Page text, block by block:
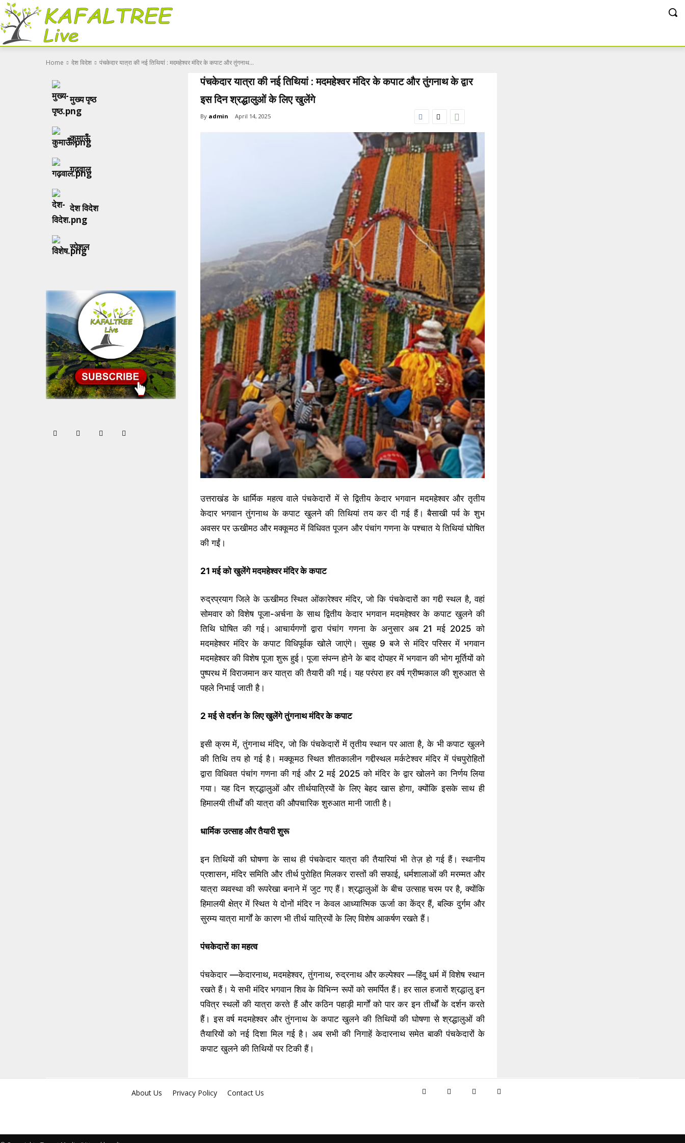
Home देश विदेश पंचकेदार यात्रा की नई तिथियां : मदमहेश्वर मंदिर के कपाट और तुंगनाथ...
मुख्य पृष्ठ
कुमाऊँ
गढ़वाल
देश विदेश
स्पेशल
पंचकेदार यात्रा की नई तिथियां : मदमहेश्वर मंदिर के कपाट और तुंगनाथ के द्वार
इस दिन श्रद्धालुओं के लिए खुलेंगे
By admin April 14, 2025
उत्तराखंड के धार्मिक महत्व वाले पंचकेदारों में से द्वितीय केदार भगवान मदमहेश्वर और तृतीय
केदार भगवान तुंगनाथ के कपाट खुलने की तिथियां तय कर दी गई हैं। बैसाखी पर्व के शुभ
अवसर पर ऊखीमठ और मक्कूमठ में विधिवत पूजन और पंचांग गणना के पश्चात ये तिथियां घोषित
की गईं।
21 मई को खुलेंगे मदमहेश्वर मंदिर के कपाट
रुद्रप्रयाग जिले के ऊखीमठ स्थित ओंकारेश्वर मंदिर, जो कि पंचकेदारों का गद्दी स्थल है, वहां
सोमवार को विशेष पूजा-अर्चना के साथ द्वितीय केदार भगवान मदमहेश्वर के कपाट खुलने की
तिथि घोषित की गई। आचार्यगणों द्वारा पंचांग गणना के अनुसार अब 21 मई 2025 को
मदमहेश्वर मंदिर के कपाट विधिपूर्वक खोले जाएंगे। सुबह 9 बजे से मंदिर परिसर में भगवान
मदमहेश्वर की विशेष पूजा शुरू हुई। पूजा संपन्न होने के बाद दोपहर में भगवान की भोग मूर्तियों को
पुष्परथ में विराजमान कर यात्रा की तैयारी की गई। यह परंपरा हर वर्ष ग्रीष्मकाल की शुरुआत से
पहले निभाई जाती है।
2 मई से दर्शन के लिए खुलेंगे तुंगनाथ मंदिर के कपाट
इसी क्रम में, तुंगनाथ मंदिर, जो कि पंचकेदारों में तृतीय स्थान पर आता है, के भी कपाट खुलने
की तिथि तय हो गई है। मक्कूमठ स्थित शीतकालीन गद्दीस्थल मर्कटेश्वर मंदिर में पंचपुरोहितों
द्वारा विधिवत पंचांग गणना की गई और 2 मई 2025 को मंदिर के द्वार खोलने का निर्णय लिया
गया। यह दिन श्रद्धालुओं और तीर्थयात्रियों के लिए बेहद खास होगा, क्योंकि इसके साथ ही
हिमालयी तीर्थों की यात्रा की औपचारिक शुरुआत मानी जाती है।
धार्मिक उत्साह और तैयारी शुरू
इन तिथियों की घोषणा के साथ ही पंचकेदार यात्रा की तैयारियां भी तेज़ हो गई हैं। स्थानीय
प्रशासन, मंदिर समिति और तीर्थ पुरोहित मिलकर रास्तों की सफाई, धर्मशालाओं की मरम्मत और
यात्रा व्यवस्था की रूपरेखा बनाने में जुट गए हैं। श्रद्धालुओं के बीच उत्साह चरम पर है, क्योंकि
हिमालयी क्षेत्र में स्थित ये दोनों मंदिर न केवल आध्यात्मिक ऊर्जा का केंद्र हैं, बल्कि दुर्गम और
सुरम्य यात्रा मार्गों के कारण भी तीर्थ यात्रियों के लिए विशेष आकर्षण रखते हैं।
पंचकेदारों का महत्व
पंचकेदार —केदारनाथ, मदमहेश्वर, तुंगनाथ, रुद्रनाथ और कल्पेश्वर —हिंदू धर्म में विशेष स्थान
रखते हैं। ये सभी मंदिर भगवान शिव के विभिन्न रूपों को समर्पित हैं। हर साल हजारों श्रद्धालु इन
पवित्र स्थलों की यात्रा करते हैं और कठिन पहाड़ी मार्गों को पार कर इन तीर्थों के दर्शन करते
हैं। इस वर्ष मदमहेश्वर और तुंगनाथ के कपाट खुलने की तिथियों की घोषणा से श्रद्धालुओं की
तैयारियों को नई दिशा मिल गई है। अब सभी की निगाहें केदारनाथ समेत बाकी पंचकेदारों के
कपाट खुलने की तिथियों पर टिकी हैं।
About Us Privacy Policy Contact Us